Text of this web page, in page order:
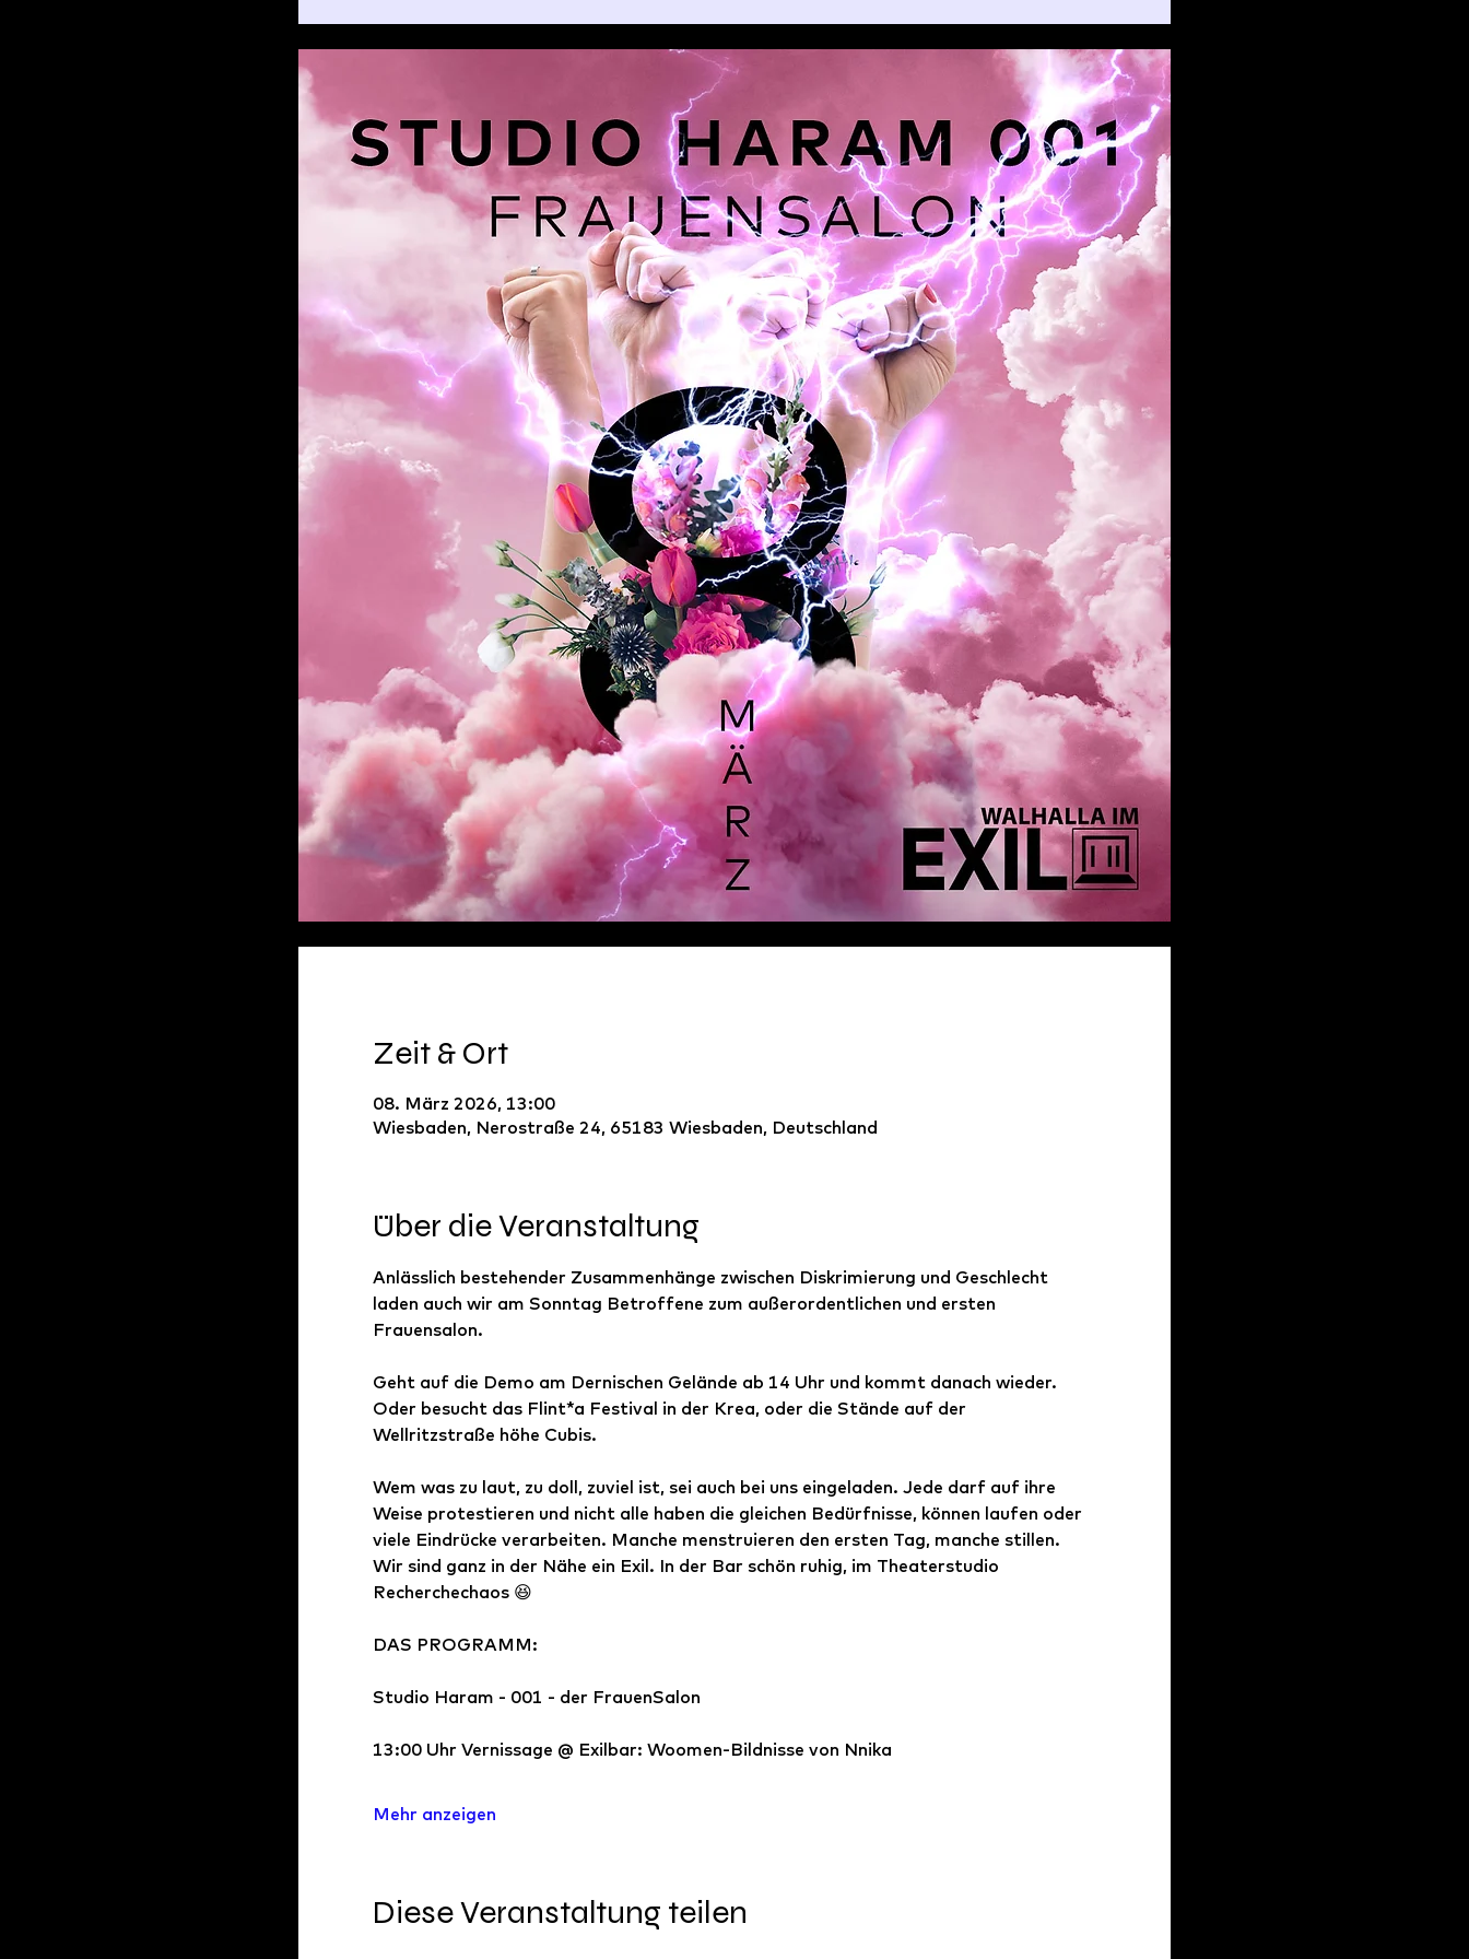
Zeit & Ort
08. März 2026, 13:00
Wiesbaden, Nerostraße 24, 65183 Wiesbaden, Deutschland
Über die Veranstaltung
Anlässlich bestehender Zusammenhänge zwischen Diskrimierung und Geschlecht
laden auch wir am Sonntag Betroffene zum außerordentlichen und ersten
Frauensalon.
Geht auf die Demo am Dernischen Gelände ab 14 Uhr und kommt danach wieder.
Oder besucht das Flint*a Festival in der Krea, oder die Stände auf der
Wellritzstraße höhe Cubis.
Wem was zu laut, zu doll, zuviel ist, sei auch bei uns eingeladen. Jede darf auf ihre
Weise protestieren und nicht alle haben die gleichen Bedürfnisse, können laufen oder
viele Eindrücke verarbeiten. Manche menstruieren den ersten Tag, manche stillen.
Wir sind ganz in der Nähe ein Exil. In der Bar schön ruhig, im Theaterstudio
Recherchechaos 😆
DAS PROGRAMM:
Studio Haram - 001 - der FrauenSalon
13:00 Uhr Vernissage @ Exilbar: Woomen-Bildnisse von Nnika
Mehr anzeigen
Diese Veranstaltung teilen